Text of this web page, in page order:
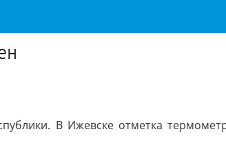
В Ижевске отметка